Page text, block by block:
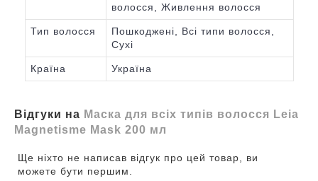
волосся, Живлення волосся
Тип волосся
Пошкоджені, Всі типи волосся,
Сухі
Країна Україна
Відгуки на Маска для всіх типів волосся Leia
Magnetisme Mask 200 мл
Ще ніхто не написав відгук про цей товар, ви
можете бути першим.